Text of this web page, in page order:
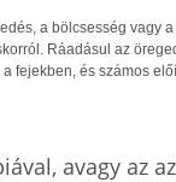
a bölcsesség vagy
Ráadásul az
fejekben, és számos
avagy az